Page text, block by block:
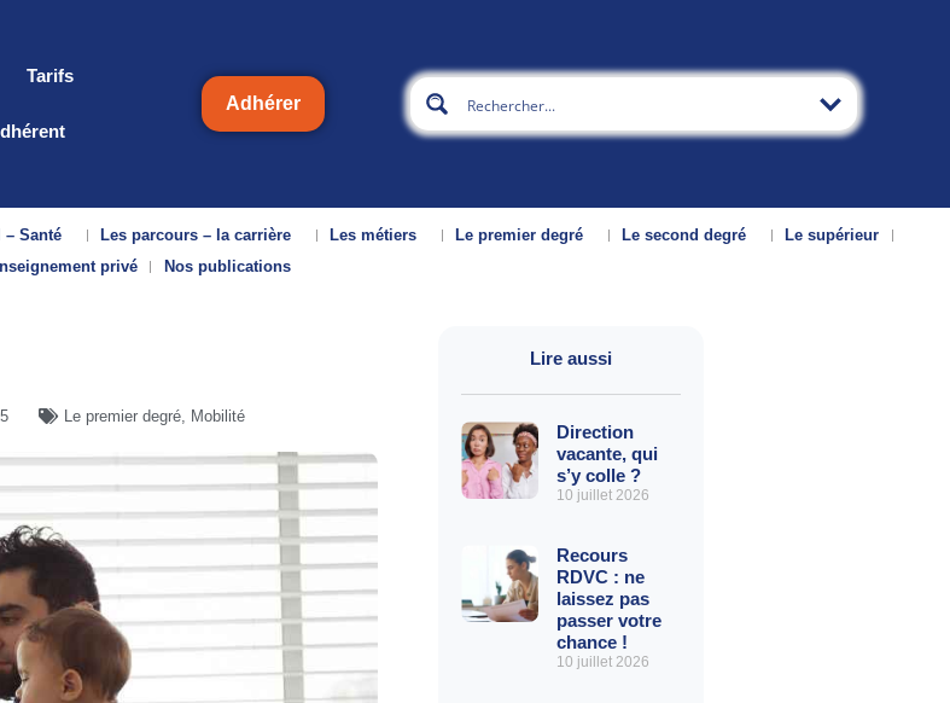
Tarifs
Adhérer
Santé Les parcours – la carrière Les métiers Le premier degré Le second degré
Le supérieur
privé
Nos publications
Le premier degré, Mobilité
Lire aussi
Direction
vacante, qui
s’y colle ?
10 juillet 2026
Recours
RDVC : ne
laissez pas
passer votre
chance !
10 juillet 2026